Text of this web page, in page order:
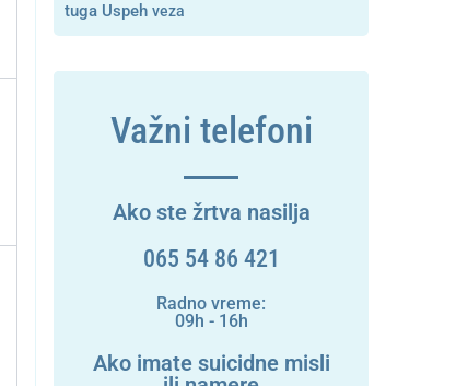
tuga Uspeh veza
Važni telefoni
Ako ste žrtva nasilja
065 54 86 421
Radno vreme:
09h - 16h
Ako imate suicidne misli